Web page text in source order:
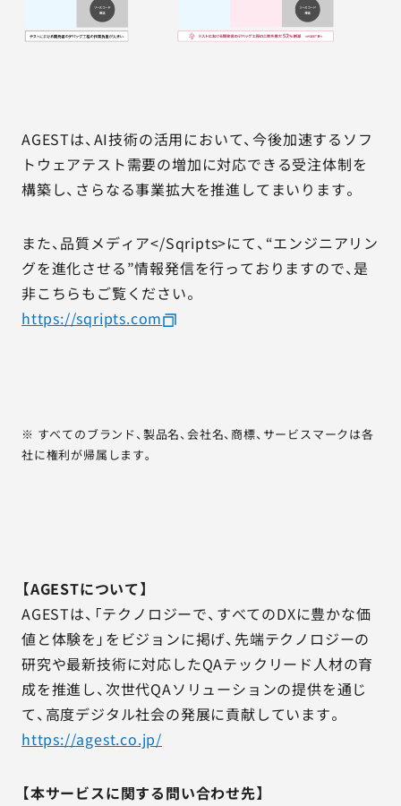
AGESTは、AI技術の活用において、今後加速するソフ
トウェアテスト需要の増加に対応できる受注体制を
構築し、さらなる事業拡大を推進してまいります。
また、品質メディア</Sqripts>にて、“エンジニアリン
グを進化させる”情報発信を行っておりますので、是
非こちらもご覧ください。
https://sqripts.com
※ すべてのブランド、製品名、会社名、商標、サービスマークは各
社に権利が帰属します。
【AGESTについて】
AGESTは、「テクノロジーで、すべてのDXに豊かな価
値と体験を」をビジョンに掲げ、先端テクノロジーの
研究や最新技術に対応したQAテックリード人材の育
成を推進し、次世代QAソリューションの提供を通じ
て、高度デジタル社会の発展に貢献しています。
https://agest.co.jp/
【本サービスに関する問い合わせ先】